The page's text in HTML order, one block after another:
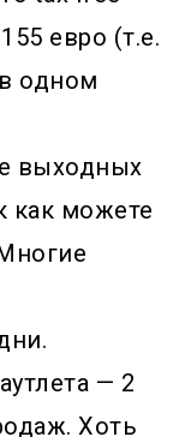
евро (т.е.
одном
выходных
как можете
— 2
Хоть